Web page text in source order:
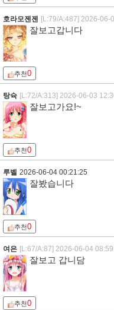
호라모젠젠 [L:79/A:487] 2026-06-
잘보고갑니다
추천0
탕슉 [L:72/A:313] 2026-06-03
잘보고가요!~
추천0
루벨 2026-06-04 00:21:25
잘봤습니다
추천0
여은 [L:67/A:87] 2026-06-04
잘보고 갑니담
추천0